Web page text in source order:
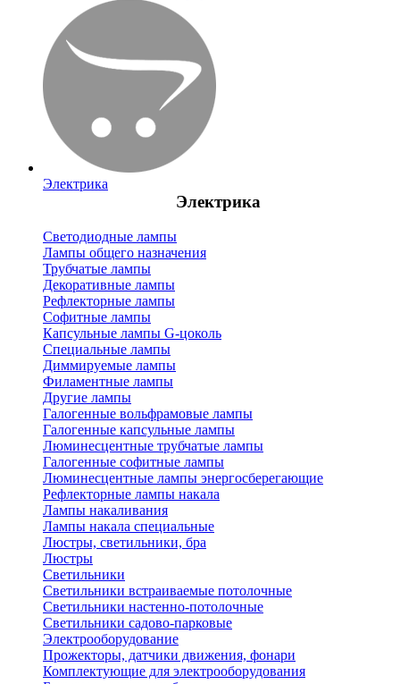
Электрика
Электрика
Светодиодные лампы
Лампы общего назначения
Трубчатые лампы
Декоративные лампы
Рефлекторные лампы
Софитные лампы
Капсульные лампы G-цоколь
Специальные лампы
Диммируемые лампы
Филаментные лампы
Другие лампы
Галогенные вольфрамовые лампы
Галогенные капсульные лампы
Люминесцентные трубчатые лампы
Галогенные софитные лампы
Люминесцентные лампы энергосберегающие
Рефлекторные лампы накала
Лампы накаливания
Лампы накала специальные
Люстры, светильники, бра
Люстры
Светильники
Светильники встраиваемые потолочные
Светильники настенно-потолочные
Светильники садово-парковые
Электрооборудование
Прожекторы, датчики движения, фонари
Комплектующие для электрооборудования